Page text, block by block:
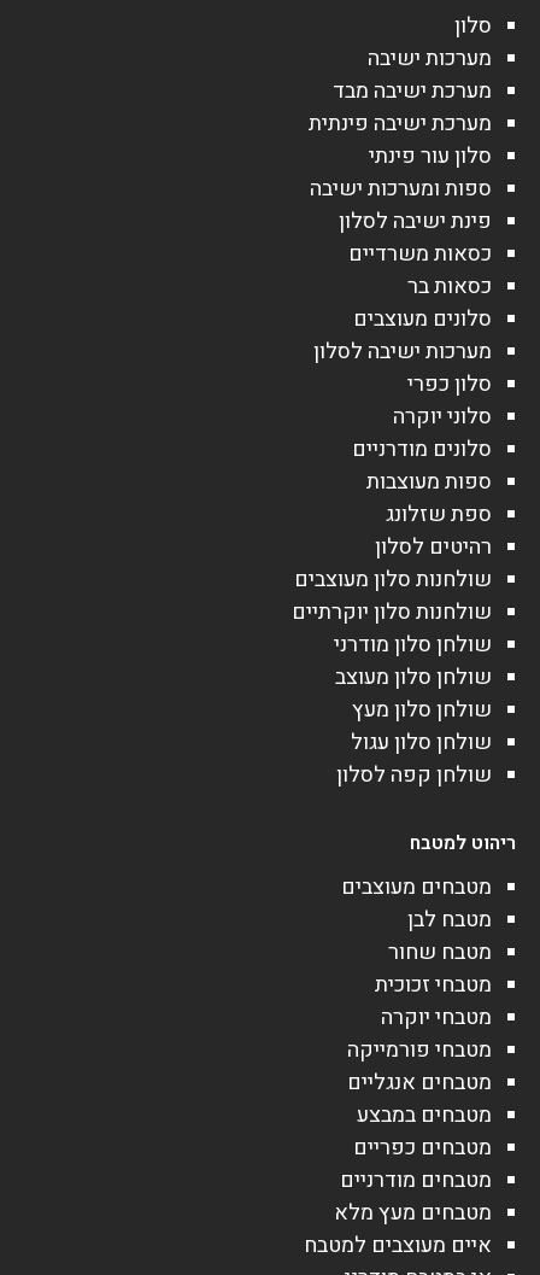
סלון
מערכות ישיבה
מערכת ישיבה מבד
מערכת ישיבה פינתית
סלון עור פינתי
ספות ומערכות ישיבה
פינת ישיבה לסלון
כסאות משרדיים
כסאות בר
סלונים מעוצבים
מערכות ישיבה לסלון
סלון כפרי
סלוני יוקרה
סלונים מודרניים
ספות מעוצבות
ספת שזלונג
רהיטים לסלון
שולחנות סלון מעוצבים
שולחנות סלון יוקרתיים
שולחן סלון מודרני
שולחן סלון מעוצב
שולחן סלון מעץ
שולחן סלון עגול
שולחן קפה לסלון
ריהוט למטבח
מטבחים מעוצבים
מטבח לבן
מטבח שחור
מטבחי זכוכית
מטבחי יוקרה
מטבחי פורמייקה
מטבחים אנגליים
מטבחים במבצע
מטבחים כפריים
מטבחים מודרניים
מטבחים מעץ מלא
איים מעוצבים למטבח